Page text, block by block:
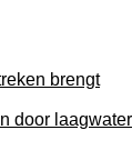
brengt
door laagwater